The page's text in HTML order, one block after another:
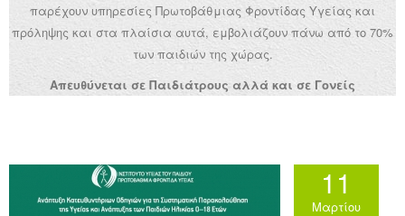
παρέχουν υπηρεσίες Πρωτοβάθμιας Φροντίδας Υγείας και
πρόληψης και στα πλαίσια αυτά, εμβολιάζουν πάνω από το 70%
των παιδιών της χώρας.
Απευθύνεται σε Παιδιάτρους αλλά και σε Γονείς
11
Μαρτίου